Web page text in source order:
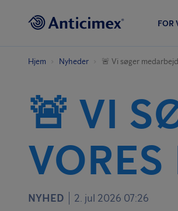
FOR
Hjem Nyheder 🚨 Vi søger
🚨 VI
NYHED 2. jul 2026 07:26